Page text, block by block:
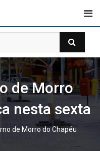
de Morro
nesta sexta
de Morro do Chapéu